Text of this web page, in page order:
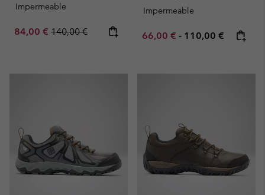
Impermeable
Sale price:
84,00 € Regular price:
140,00 €
Impermeable
Minimum sale price:
66,00 € - Maximum price:
110,00 €